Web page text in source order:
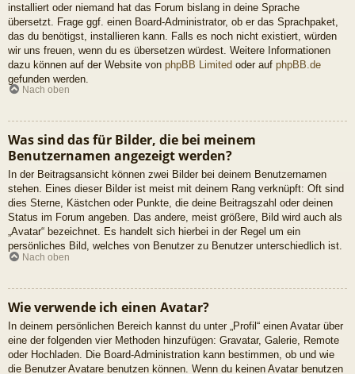
installiert oder niemand hat das Forum bislang in deine Sprache
übersetzt. Frage ggf. einen Board-Administrator, ob er das Sprachpaket,
das du benötigst, installieren kann. Falls es noch nicht existiert, würden
wir uns freuen, wenn du es übersetzen würdest. Weitere Informationen
dazu können auf der Website von phpBB Limited oder auf phpBB.de
gefunden werden.
Nach oben
Was sind das für Bilder, die bei meinem
Benutzernamen angezeigt werden?
In der Beitragsansicht können zwei Bilder bei deinem Benutzernamen
stehen. Eines dieser Bilder ist meist mit deinem Rang verknüpft: Oft sind
dies Sterne, Kästchen oder Punkte, die deine Beitragszahl oder deinen
Status im Forum angeben. Das andere, meist größere, Bild wird auch als
„Avatar“ bezeichnet. Es handelt sich hierbei in der Regel um ein
persönliches Bild, welches von Benutzer zu Benutzer unterschiedlich ist.
Nach oben
Wie verwende ich einen Avatar?
In deinem persönlichen Bereich kannst du unter „Profil“ einen Avatar über
eine der folgenden vier Methoden hinzufügen: Gravatar, Galerie, Remote
oder Hochladen. Die Board-Administration kann bestimmen, ob und wie
die Benutzer Avatare benutzen können. Wenn du keinen Avatar benutzen